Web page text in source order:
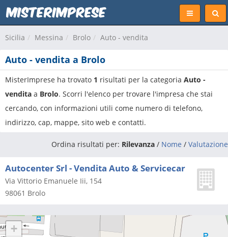
Sicilia Messina Brolo Auto - vendita
Auto - vendita a Brolo
MisterImprese ha trovato 1 risultati per la categoria Auto -
vendita a Brolo. Scorri l'elenco per trovare l'impresa che stai
cercando, con informazioni utili come numero di telefono,
indirizzo, cap, mappe, sito web e contatti.
Ordina risultati per: Rilevanza / Nome / Valutazione
Autocenter Srl - Vendita Auto & Servicecar
Via Vittorio Emanuele Iii, 154
98061 Brolo
+